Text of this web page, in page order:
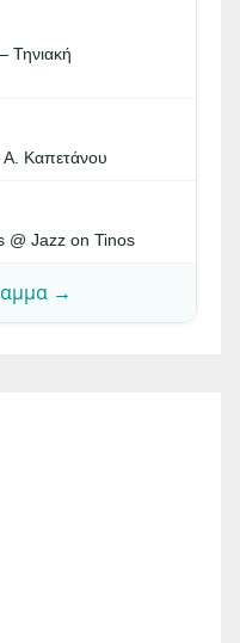
Τηνιακή
Α. Καπετάνου
@ Jazz on Tinos
→